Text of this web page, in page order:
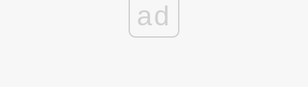
ad